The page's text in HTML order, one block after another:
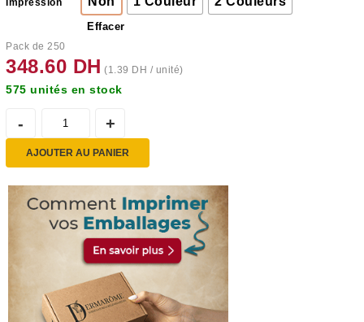
Impression
Effacer
Pack de 250
348.60 DH (1.39 DH / unité)
575 unités en stock
AJOUTER AU PANIER